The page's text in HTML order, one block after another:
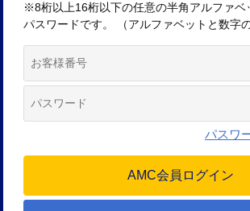
※8桁以上16桁以下の任意の半角アルファベ
パスワードです。 （アルファベットと数字の
パスワ